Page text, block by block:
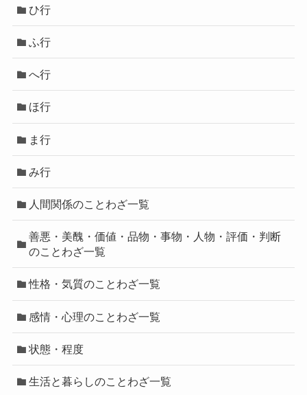
ひ行
ふ行
へ行
ほ行
ま行
み行
人間関係のことわざ一覧
善悪・美醜・価値・品物・事物・人物・評価・判断
のことわざ一覧
性格・気質のことわざ一覧
感情・心理のことわざ一覧
状態・程度
生活と暮らしのことわざ一覧